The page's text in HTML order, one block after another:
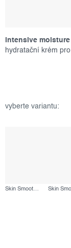
Skin Smoothing Cream Moisturizer, 150 ml